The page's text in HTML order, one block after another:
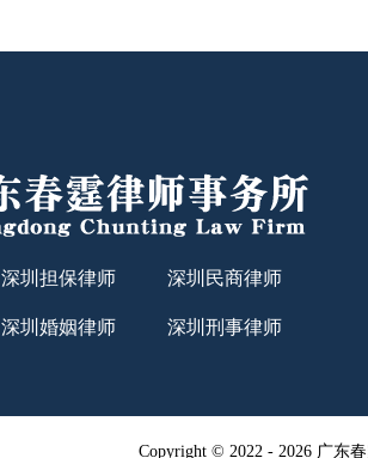
深圳担保律师 深圳民商律师
深圳婚姻律师 深圳刑事律师
Copyright © 2022 - 2026 广东